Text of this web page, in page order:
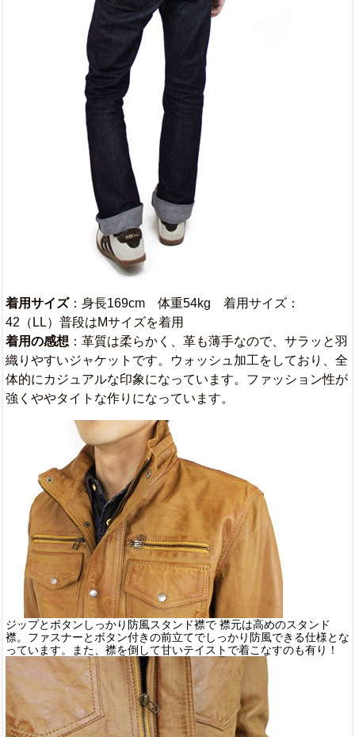
着用サイズ：身長169cm 体重54kg 着用サイズ：
42（LL）普段はMサイズを着用
着用の感想 ：革質は柔らかく、革も薄手なので、サラッと羽
織りやすいジャケットです。ウォッシュ加工をしており、全
体的にカジュアルな印象になっています。ファッション性が
強くややタイトな作りになっています。
ジップとボタンしっかり防風スタンド襟で 襟元は高めのスタンド
襟。ファスナーとボタン付きの前立てでしっかり防風できる仕様とな
っています。また、襟を倒して甘いテイストで着こなすのも有り！